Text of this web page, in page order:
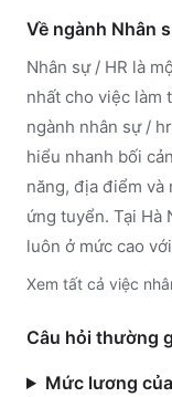
Về ngành Nhân
Nhân sự / HR là
nhất cho việc làm
ngành nhân sự / hr
hiểu nhanh bối
năng, địa điểm
ứng tuyển. Tại Hà
luôn ở mức cao
Xem tất cả việc
Câu hỏi thường
Mức lương